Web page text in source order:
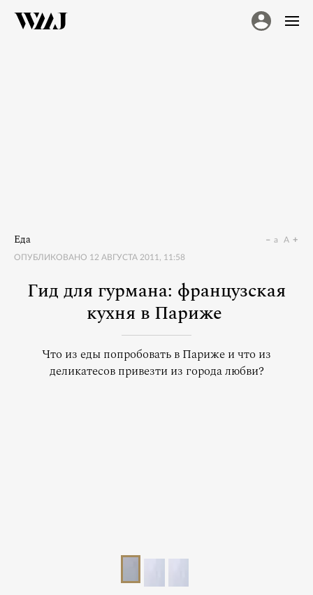
Еда
ОПУБЛИКОВАНО 12 АВГУСТА 2011, 11:58
a A
Гид для гурмана: французская
кухня в Париже
Что из еды попробовать в Париже и что из
деликатесов привезти из города любви?